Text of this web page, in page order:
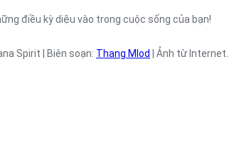
điều kỳ diệu vào trong cuộc sống của bạn!
Spirit | Biên soạn: Thang Mlod | Ảnh từ Internet.